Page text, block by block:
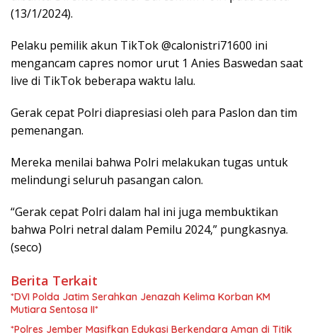
(13/1/2024).
Pelaku pemilik akun TikTok @calonistri71600 ini
mengancam capres nomor urut 1 Anies Baswedan saat
live di TikTok beberapa waktu lalu.
Gerak cepat Polri diapresiasi oleh para Paslon dan tim
pemenangan.
Mereka menilai bahwa Polri melakukan tugas untuk
melindungi seluruh pasangan calon.
“Gerak cepat Polri dalam hal ini juga membuktikan
bahwa Polri netral dalam Pemilu 2024,” pungkasnya.
(seco)
Berita Terkait
*DVI Polda Jatim Serahkan Jenazah Kelima Korban KM
Mutiara Sentosa II*
*Polres Jember Masifkan Edukasi Berkendara Aman di Titik